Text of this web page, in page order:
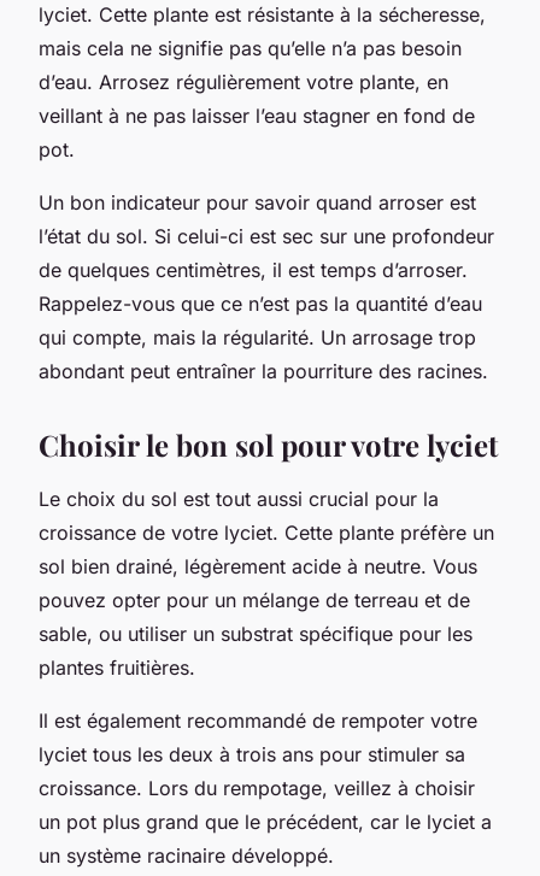
lyciet. Cette plante est résistante à la sécheresse,
mais cela ne signifie pas qu’elle n’a pas besoin
d’eau. Arrosez régulièrement votre plante, en
veillant à ne pas laisser l’eau stagner en fond de
pot.
Un bon indicateur pour savoir quand arroser est
l’état du sol. Si celui-ci est sec sur une profondeur
de quelques centimètres, il est temps d’arroser.
Rappelez-vous que ce n’est pas la quantité d’eau
qui compte, mais la régularité. Un arrosage trop
abondant peut entraîner la pourriture des racines.
Choisir le bon sol pour votre lyciet
Le choix du sol est tout aussi crucial pour la
croissance de votre lyciet. Cette plante préfère un
sol bien drainé, légèrement acide à neutre. Vous
pouvez opter pour un mélange de terreau et de
sable, ou utiliser un substrat spécifique pour les
plantes fruitières.
Il est également recommandé de rempoter votre
lyciet tous les deux à trois ans pour stimuler sa
croissance. Lors du rempotage, veillez à choisir
un pot plus grand que le précédent, car le lyciet a
un système racinaire développé.